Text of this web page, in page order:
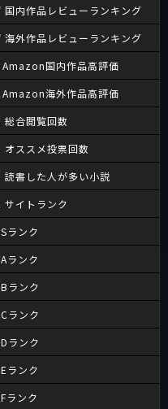
国内作品レビューランキング
海外作品レビューランキング
Amazon国内作品高評価
Amazon海外作品高評価
総合閲覧回数
オススメ投票回数
読書した人が多い小説
サイトランク
Sランク
Aランク
Bランク
Cランク
Dランク
Eランク
Fランク